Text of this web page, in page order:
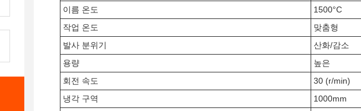
이름 온도
1500°C
작업 온도
맞춤형
발사 분위기
산화/감소
용량
높은
회전 속도
30 (r/min)
냉각 구역
1000mm